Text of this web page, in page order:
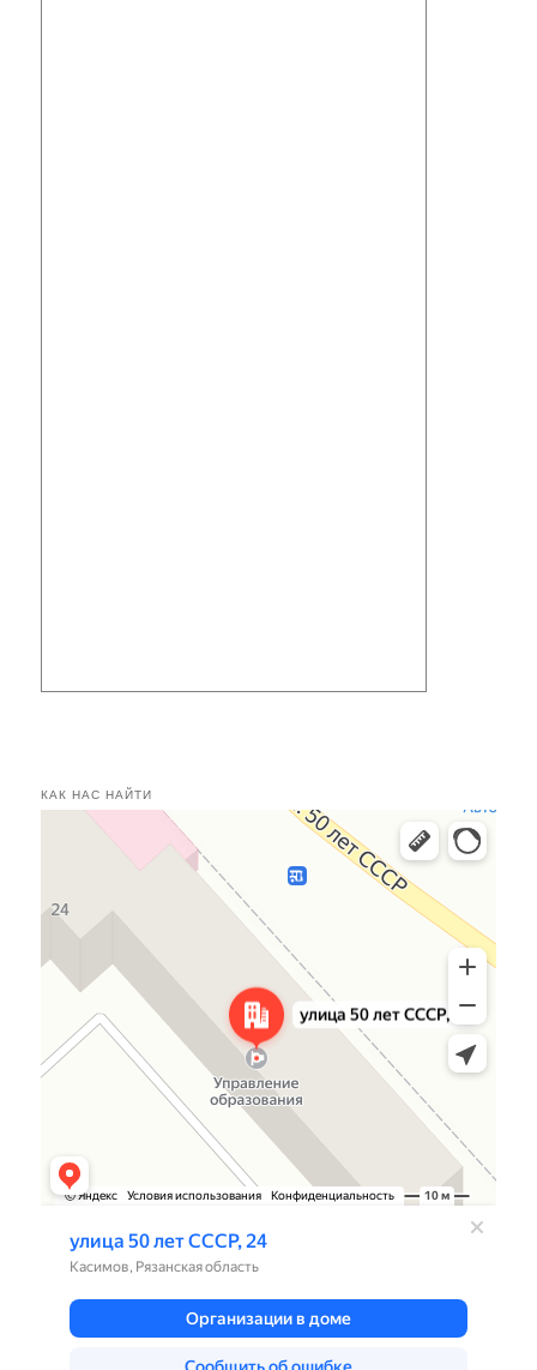
КАК НАС НАЙТИ
Улица 50 лет СССР, 24 — Яндекс.Карты